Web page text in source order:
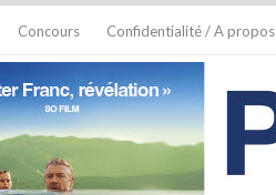
Concours Confidentialité / A propos